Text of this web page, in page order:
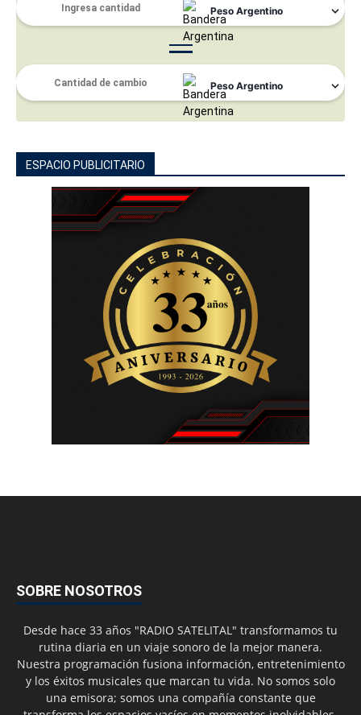
ESPACIO PUBLICITARIO
SOBRE NOSOTROS
Desde hace 33 años "RADIO SATELITAL" transformamos tu
rutina diaria en un viaje sonoro de la mejor manera.
Nuestra programación fusiona información, entretenimiento
y los éxitos musicales que marcan tu vida. No somos solo
una emisora; somos una compañía constante que